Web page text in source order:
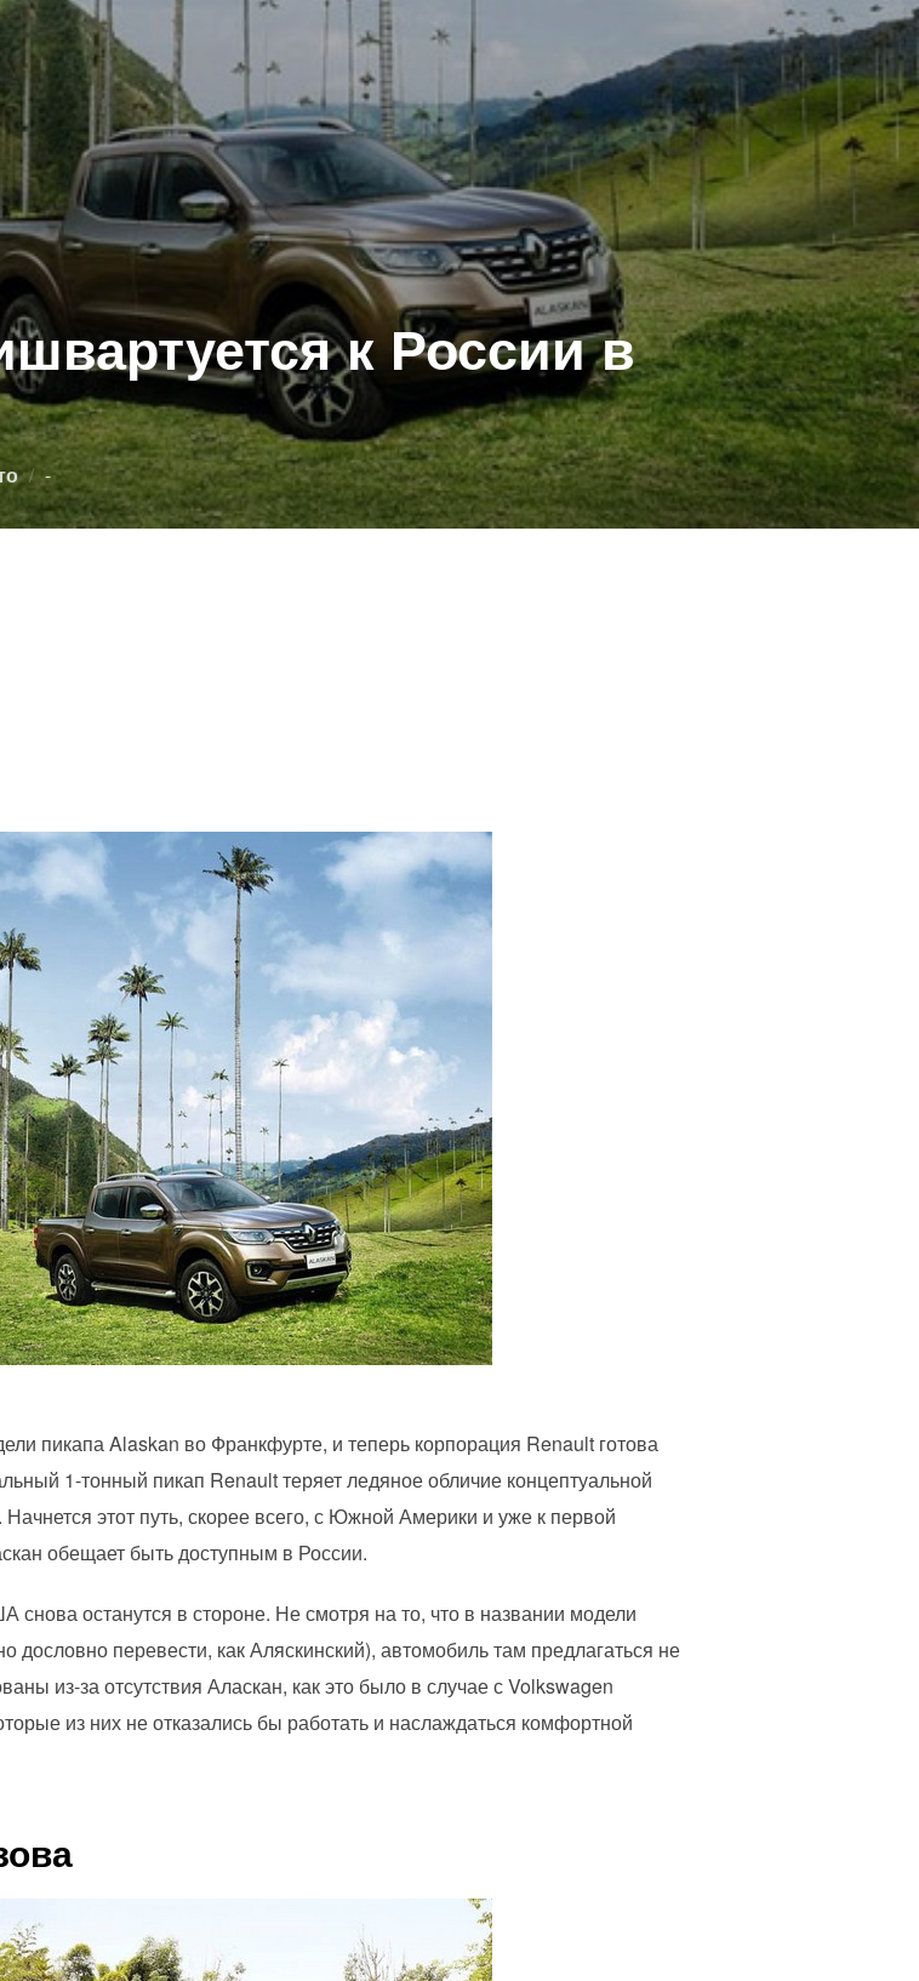
к России в
-Опубликовано
пикапа Alaskan во Франкфурте, и теперь корпорация Renault готова
1-тонный пикап Renault теряет ледяное обличие концептуальной
этот путь, скорее всего, с Южной Америки и уже к первой
обещает быть доступным в России.
останутся в стороне. Не смотря на то, что в названии модели
дословно перевести, как Аляскинский), автомобиль там предлагаться не
из-за отсутствия Аласкан, как это было в случае с Volkswagen
из них не отказались бы работать и наслаждаться комфортной